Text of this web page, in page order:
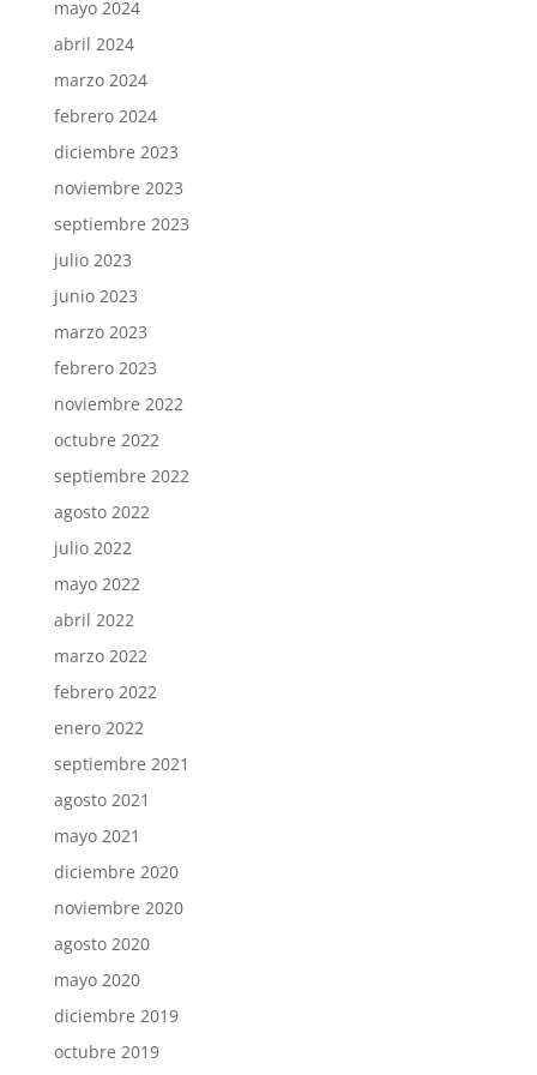
mayo 2024
abril 2024
marzo 2024
febrero 2024
diciembre 2023
noviembre 2023
septiembre 2023
julio 2023
junio 2023
marzo 2023
febrero 2023
noviembre 2022
octubre 2022
septiembre 2022
agosto 2022
julio 2022
mayo 2022
abril 2022
marzo 2022
febrero 2022
enero 2022
septiembre 2021
agosto 2021
mayo 2021
diciembre 2020
noviembre 2020
agosto 2020
mayo 2020
diciembre 2019
octubre 2019